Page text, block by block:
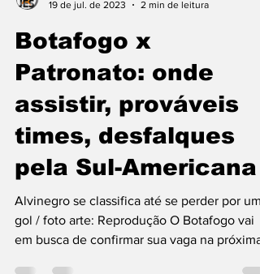
Jornal Esporte e Saúde
19 de jul. de 2023
2 min de leitura
Botafogo x
Patronato: onde
assistir, prováveis
times, desfalques
pela Sul-Americana
Alvinegro se classifica até se perder por um